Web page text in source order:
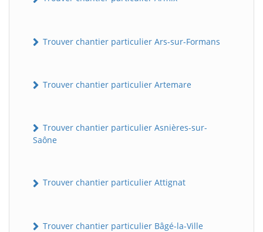
Trouver chantier particulier Ars-sur-Formans
Trouver chantier particulier Artemare
Trouver chantier particulier Asnières-sur-
Saône
Trouver chantier particulier Attignat
Trouver chantier particulier Bâgé-la-Ville